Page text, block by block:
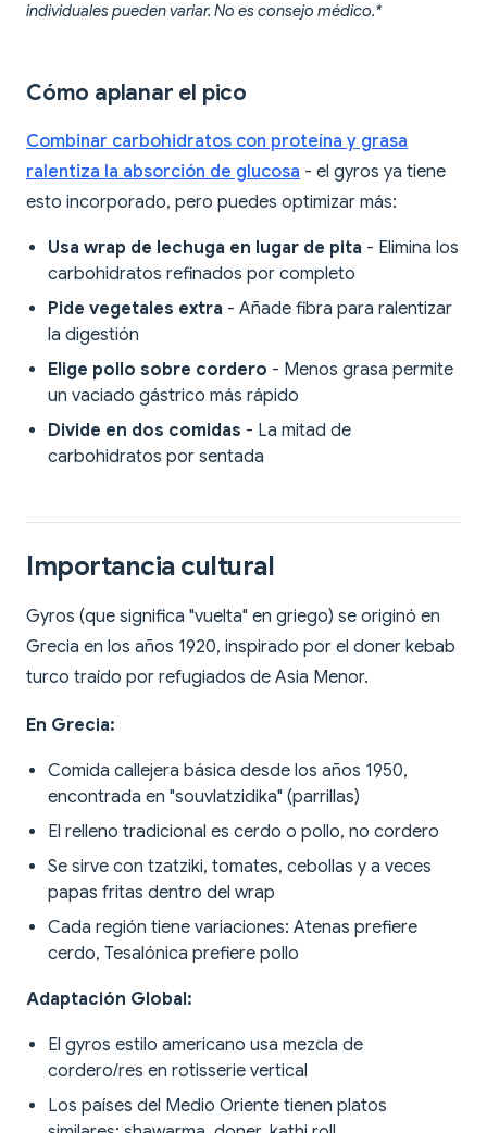
individuales pueden variar. No es consejo médico.*
Cómo aplanar el pico
Combinar carbohidratos con proteína y grasa
ralentiza la absorción de glucosa - el gyros ya tiene
esto incorporado, pero puedes optimizar más:
Usa wrap de lechuga en lugar de pita - Elimina los
carbohidratos refinados por completo
Pide vegetales extra - Añade fibra para ralentizar
la digestión
Elige pollo sobre cordero - Menos grasa permite
un vaciado gástrico más rápido
Divide en dos comidas - La mitad de
carbohidratos por sentada
Importancia cultural
Gyros (que significa "vuelta" en griego) se originó en
Grecia en los años 1920, inspirado por el doner kebab
turco traído por refugiados de Asia Menor.
En Grecia:
Comida callejera básica desde los años 1950,
encontrada en "souvlatzidika" (parrillas)
El relleno tradicional es cerdo o pollo, no cordero
Se sirve con tzatziki, tomates, cebollas y a veces
papas fritas dentro del wrap
Cada región tiene variaciones: Atenas prefiere
cerdo, Tesalónica prefiere pollo
Adaptación Global:
El gyros estilo americano usa mezcla de
cordero/res en rotisserie vertical
Los países del Medio Oriente tienen platos